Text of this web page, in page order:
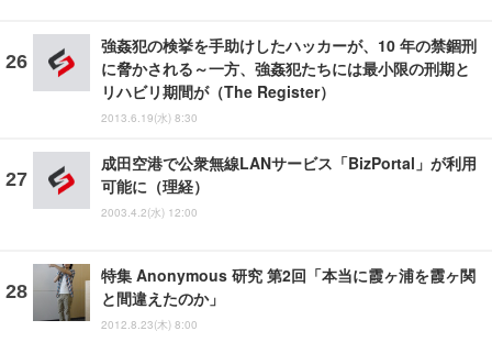
強姦犯の検挙を手助けしたハッカーが、10 年の禁錮刑
に脅かされる～一方、強姦犯たちには最小限の刑期と
リハビリ期間が（The Register）
2013.6.19(水) 8:30
成田空港で公衆無線LANサービス「BizPortal」が利用
可能に（理経）
2003.4.2(水) 12:00
特集 Anonymous 研究 第2回「本当に霞ヶ浦を霞ヶ関
と間違えたのか」
2012.8.23(木) 8:00